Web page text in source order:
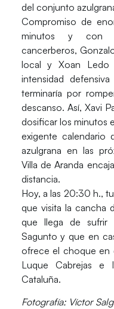
del conjunto
Compromiso de
minutos y con
cancerberos,
local y Xoan Ledo
intensidad
terminaría por
descanso. Así, Xavi
dosificar los minutos
exigente calendario
azulgrana en las
Villa de Aranda
distancia.
Hoy, a las 20:30 h.,
que visita la cancha
que llega de sufrir
Sagunto y que en
ofrece el choque en
Luque Cabrejas e
Cataluña.
Fotografía: Víctor